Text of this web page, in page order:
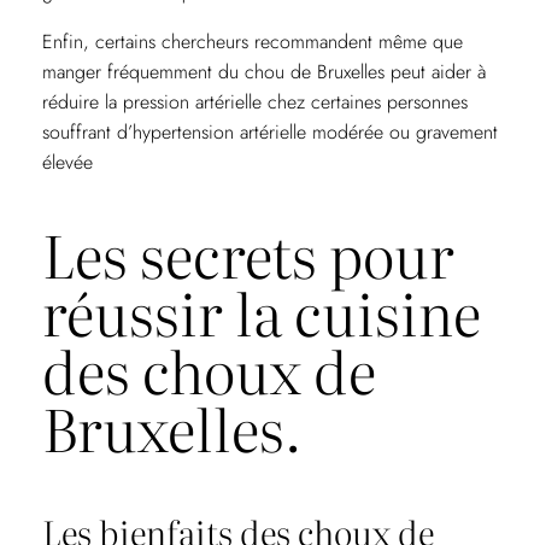
Enfin, certains chercheurs recommandent même que
manger fréquemment du chou de Bruxelles peut aider à
réduire la pression artérielle chez certaines personnes
souffrant d’hypertension artérielle modérée ou gravement
élevée
Les secrets pour
réussir la cuisine
des choux de
Bruxelles.
Les bienfaits des choux de